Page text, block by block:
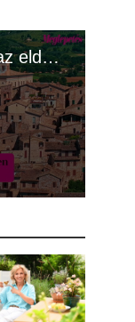
Mindenkit elvarázsol ez az eldugott olasz falu